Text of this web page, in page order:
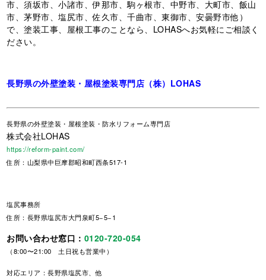
市、須坂市、小諸市、伊那市、駒ヶ根市、中野市、大町市、飯山
市、茅野市、塩尻市、佐久市、千曲市、東御市、安曇野市他）
で、塗装工事、屋根工事のことなら、LOHASへお気軽にご相談く
ださい。
長野県の外壁塗装・屋根塗装専門店（株）LOHAS
長野県の外壁塗装・屋根塗装・防水リフォーム専門店
株式会社LOHAS
https://reform-paint.com/
住所：山梨県中巨摩郡昭和町西条517-1
塩尻事務所
住所：長野県塩尻市大門泉町5−5−1
お問い合わせ窓口： 0120-720-054
（8:00〜21:00 土日祝も営業中）
対応エリア：長野県塩尻市、他